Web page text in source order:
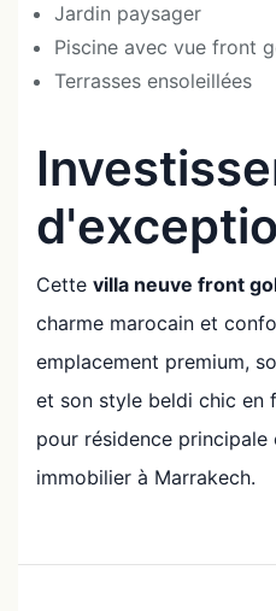
Jardin paysager
Piscine avec vue front
Terrasses ensoleillées
Cette villa neuve front
charme marocain et
emplacement premium,
et son style beldi chic en
pour résidence principale
immobilier à Marrakech.